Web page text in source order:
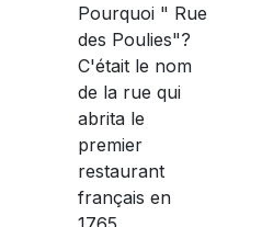
Pourquoi " Rue
des Poulies"?
C'était le nom
de la rue qui
abrita le
premier
restaurant
français en